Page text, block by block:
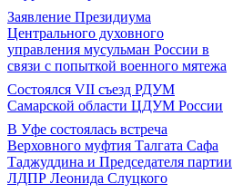
Заявление Президиума
Центрального духовного
управления мусульман России в
связи с попыткой военного мятежа
Состоялся VII съезд РДУМ
Самарской области ЦДУМ России
В Уфе состоялась встреча
Верховного муфтия Талгата Сафа
Таджуддина и Председателя партии
ЛДПР Леонида Слуцкого